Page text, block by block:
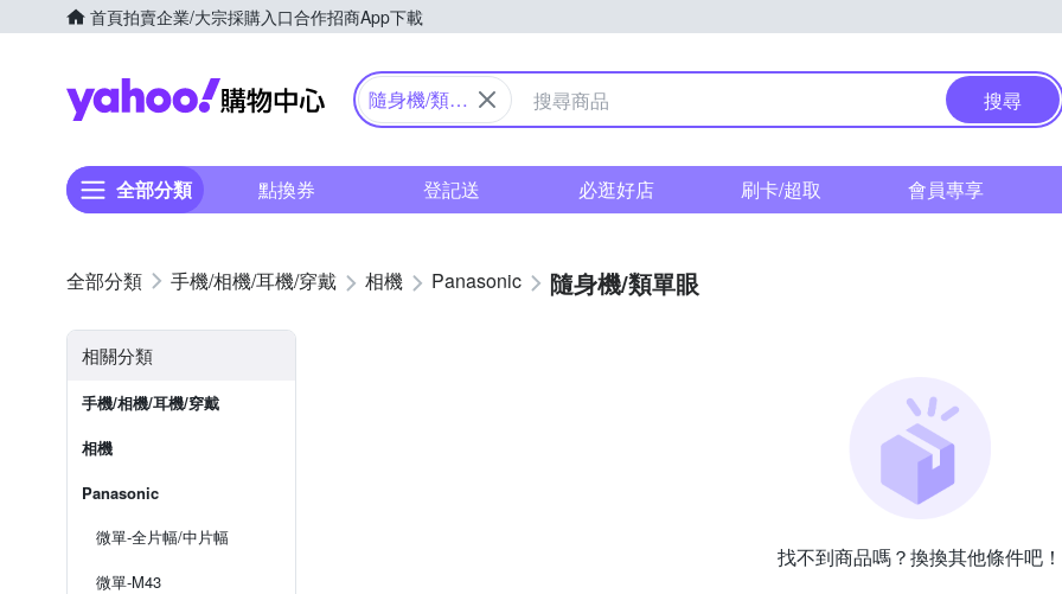
首頁拍賣企業/大宗採購入口合作招商App下載
Yahoo購物中心
隨身機/類單
搜尋
全部分類 點換券 登記送 必逛好店 刷卡/超取 會員專享
手機/相機/耳機/穿戴 相機 Panasonic 隨身機/類單眼
相關分類
手機/相機/耳機/穿戴
相機
Panasonic
微單-全片幅/中片幅
微單-M43
找不到商品嗎？換換其他條件吧！